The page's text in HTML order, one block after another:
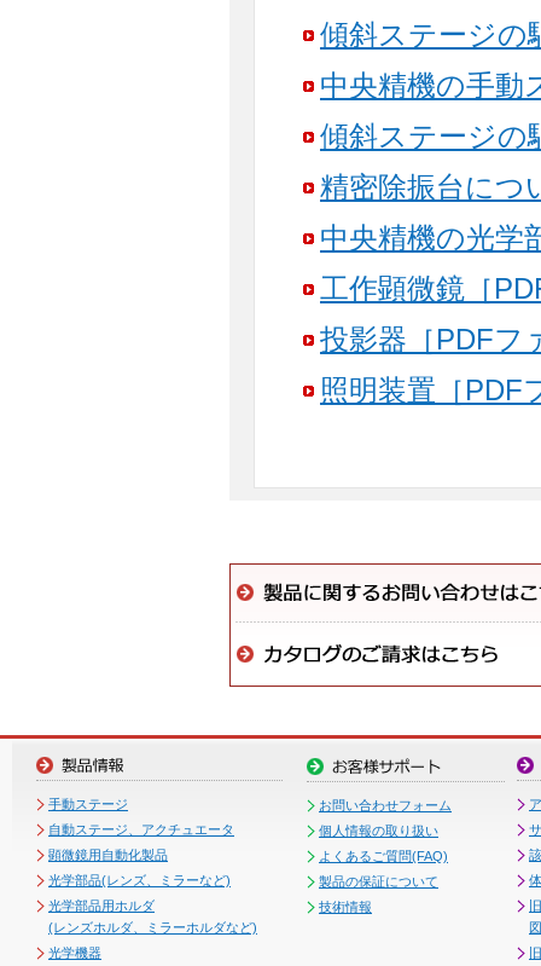
傾斜ステージの
中央精機の手動
傾斜ステージの
精密除振台につ
中央精機の光学
工作顕微鏡［
投影器［PDFフ
照明装置［PDF
手動ステージ
自動ステージ、アクチュエータ
顕微鏡用自動化製品
光学部品(レンズ、ミラーなど)
光学部品用ホルダ
(レンズホルダ、ミラーホルダなど)
光学機器
お問い合わせフォーム
個人情報の取り扱い
よくあるご質問(FAQ)
製品の保証について
技術情報